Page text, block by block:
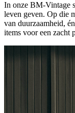
In onze BM-Vintage
leven geven. Op die
van duurzaamheid,
items voor een zacht